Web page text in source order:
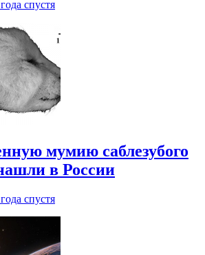
спустя
мумию саблезубого
в России
спустя